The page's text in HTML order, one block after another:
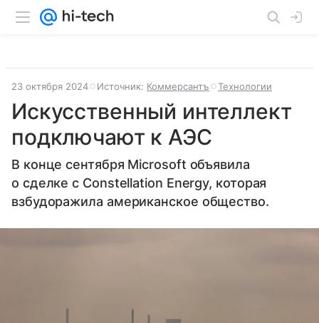
23 октября 2024 Источник: Коммерсантъ Технологии
Искусственный интеллект
подключают к АЭС
В конце сентября Microsoft объявила
о сделке с Constellation Energy, которая
взбудоражила американское общество.